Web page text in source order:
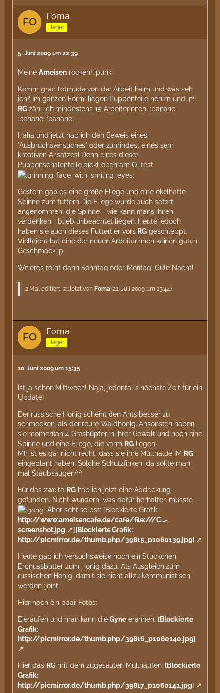
Foma
Jäger
5. Juni 2009 um 22:39
Meine Ameisen rocken! :punk:
Komm grad totmüde von der Arbeit heim und was seh
ich? Im ganzen Formi liegen Puppenteile herum und im
RG zähl ich mindestens 15 Arbeiterinnen. :banane:
:banane: :banane:
Haha und jetzt hab ich den Beweis eines
"Ausbruchsversuches" oder zumindest eines sehr
kreativen Ansatzes! Denn eines dieser
Puppenschalenteile pickt oben am Öl fest
Gestern gab es eine große Fliege und eine ekelhafte
Spinne zum futtern Die Fliege wurde auch sofort
angenommen, die Spinne - wie kann mans ihnen
verdenken - blieb unbeachtet liegen. Heute jedoch
haben sie auch dieses Futtertier vors RG geschleppt.
Vielleicht hat eine der neuen Arbeiterinnen keinen guten
Geschmack :p
Weieres folgt dann Sonntag oder Montag. Gute Nacht!
2 Mal editiert, zuletzt von Foma (21. Juli 2009 um 15:44)
Foma
Jäger
10. Juni 2009 um 15:35
Ist ja schon Mittwoch! Naja, jedenfalls höchste Zeit für ein
Update!
Der russische Honig scheint den Ants besser zu
schmecken, als der teure Waldhonig. Ansonsten haben
sie momentan 4 Grashüpfer in ihrer Gewalt und noch eine
Spinne und eine Fliege, die vorm RG liegen.
MIr ist es gar nicht recht, dass sie ihre Müllhalde IM RG
eingeplant haben. Solche Schutzfinken, da sollte man
mal Staubsaugen^^
Für das zweite RG hab ich jetzt eine Abdeckung
gefunden. Nicht wundern, was dafür herhalten musste
Aber seht selbst: [Blockierte Grafik:
http://www.ameisencafe.de/cafe/file:///C…-
screenshot.jpg
][Blockierte Grafik:
http://picmirror.de/thumb.php/39815_p1060139.jpg]
Heute gab ich versuchsweise noch ein Stückchen
Erdnussbutter zum Honig dazu. Als Ausgleich zum
russischen Honig, damit sie nicht allzu kommunistisch
werden :joint:
Hier noch ein paar Fotos:
Eieraufen und man kann die Gyne erahnen: [Blockierte
Grafik:
http://picmirror.de/thumb.php/39816_p1060140.jpg]
Hier das RG mit dem zugesauten Müllhaufen: [Blockierte
Grafik:
http://picmirror.de/thumb.php/39817_p1060141.jpg]